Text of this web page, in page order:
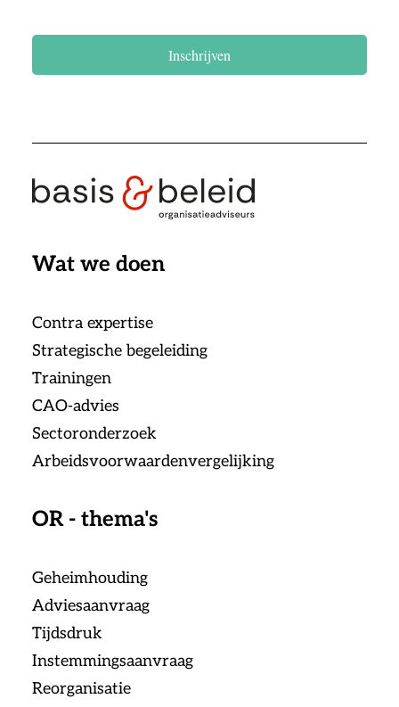
Inschrijven
Wat we doen
Contra expertise
Strategische begeleiding
Trainingen
CAO-advies
Sectoronderzoek
Arbeidsvoorwaardenvergelijking
OR - thema's
Geheimhouding
Adviesaanvraag
Tijdsdruk
Instemmingsaanvraag
Reorganisatie